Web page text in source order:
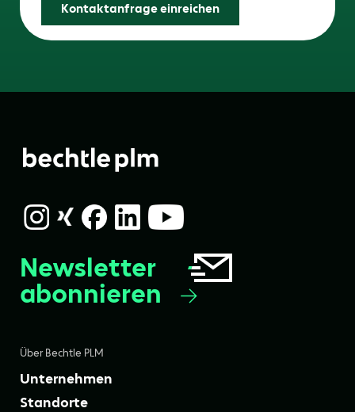
Kontaktanfrage einreichen
Über Bechtle PLM
Unternehmen
Standorte
Newsletter
abonnieren